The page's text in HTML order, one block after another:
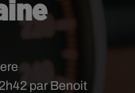
par Benoit